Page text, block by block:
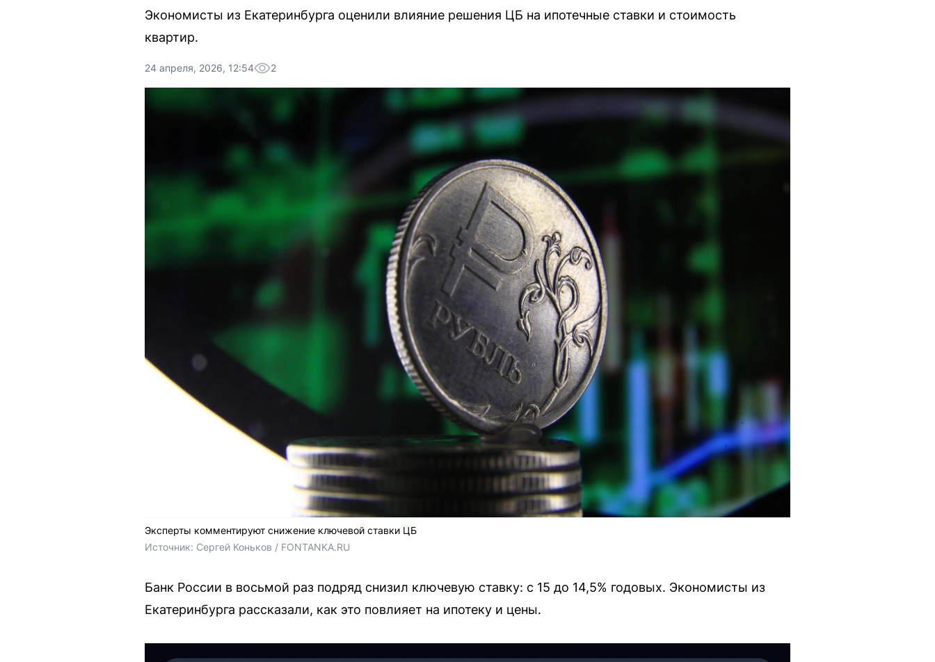
Экономисты из Екатеринбурга оценили влияние решения ЦБ на ипотечные ставки и стоимость
квартир.
24 апреля, 2026, 12:54 2
Эксперты комментируют снижение ключевой ставки ЦБ
Источник: Сергей Коньков / FONTANKA.RU
Банк России в восьмой раз подряд снизил ключевую ставку: с 15 до 14,5% годовых. Экономисты из
Екатеринбурга рассказали, как это повлияет на ипотеку и цены.